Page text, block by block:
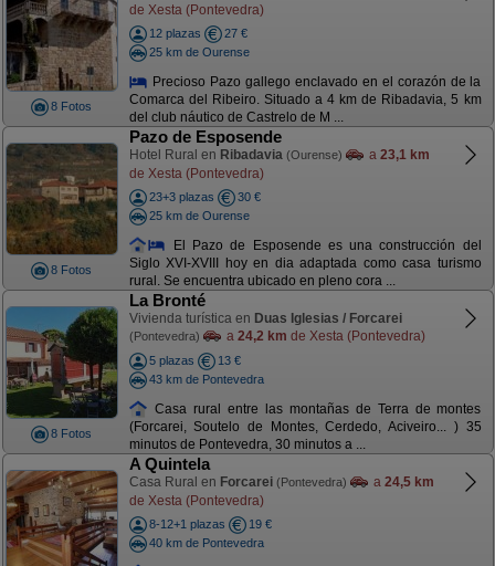
8 Fotos
de Xesta (Pontevedra)
12 plazas
27 €
25 km de Ourense
Precioso Pazo gallego enclavado en el corazón de la
Comarca del Ribeiro. Situado a 4 km de Ribadavia, 5 km
del club náutico de Castrelo de M ...
8 Fotos
Pazo de Esposende
Hotel Rural en Ribadavia (Ourense) a 23,1 km
de Xesta (Pontevedra)
23+3 plazas
30 €
25 km de Ourense
El Pazo de Esposende es una construcción del
Siglo XVI-XVIII hoy en dia adaptada como casa turismo
rural. Se encuentra ubicado en pleno cora ...
8 Fotos
La Bronté
Vivienda turística en Duas Iglesias / Forcarei
(Pontevedra) a 24,2 km de Xesta (Pontevedra)
5 plazas
13 €
43 km de Pontevedra
Casa rural entre las montañas de Terra de montes
(Forcarei, Soutelo de Montes, Cerdedo, Aciveiro... ) 35
minutos de Pontevedra, 30 minutos a ...
A Quintela
Casa Rural en Forcarei (Pontevedra) a 24,5 km
de Xesta (Pontevedra)
8-12+1 plazas
19 €
40 km de Pontevedra